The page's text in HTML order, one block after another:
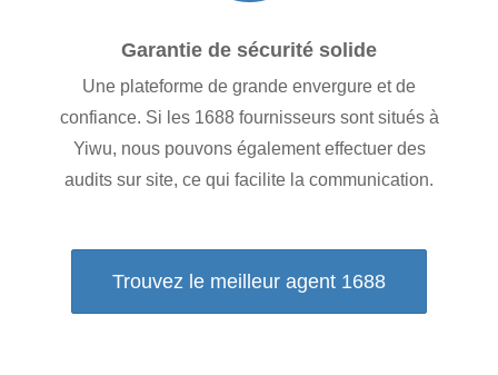
Garantie de sécurité solide
Une plateforme de grande envergure et de
confiance. Si les 1688 fournisseurs sont situés à
Yiwu, nous pouvons également effectuer des
audits sur site, ce qui facilite la communication.
Trouvez le meilleur agent 1688